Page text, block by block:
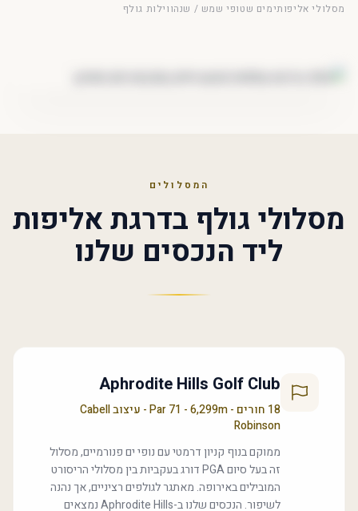
מסלולי אליפותימים שטופי שמש / שנהווילות גולף
המסלולים
מסלולי גולף בדרגת אליפות
ליד הנכסים שלנו
Aphrodite Hills Golf Club
18 חורים - Par 71 - 6,299m - עיצוב Cabell
Robinson
ממוקם בנוף קניון דרמטי עם נופי ים פנורמיים, מסלול
זה בעל סיום PGA דורג בעקביות בין מסלולי הריסורט
המובילים באירופה. מאתגר לגולפים רציניים, אך נהנה
לשיפור. הנכסים שלנו ב-Aphrodite Hills נמצאים